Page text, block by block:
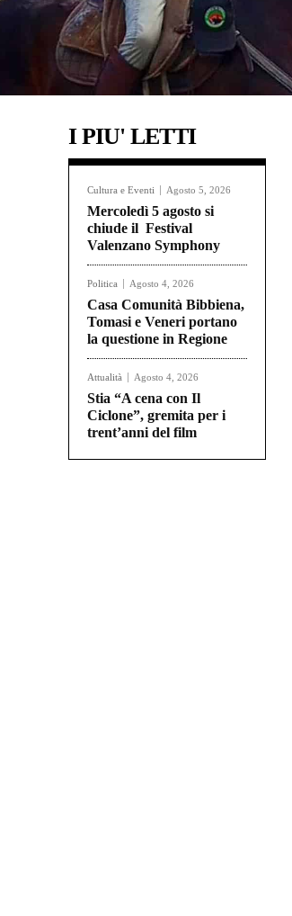
I PIU' LETTI
Cultura e Eventi Agosto 5, 2026
Mercoledì 5 agosto si
chiude il Festival
Valenzano Symphony
Politica Agosto 4, 2026
Casa Comunità Bibbiena,
Tomasi e Veneri portano
la questione in Regione
Attualità Agosto 4, 2026
Stia “A cena con Il
Ciclone”, gremita per i
trent’anni del film